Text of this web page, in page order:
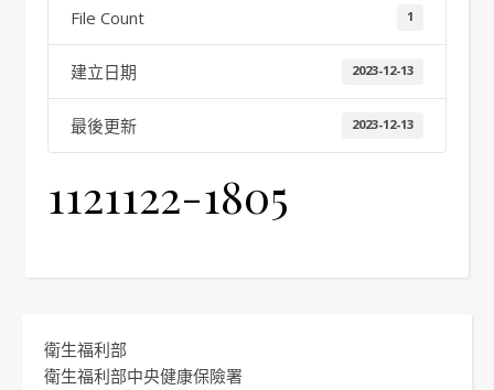
File Count 1
建立日期 2023-12-13
最後更新 2023-12-13
1121122-1805
衛生福利部
衛生福利部中央健康保險署